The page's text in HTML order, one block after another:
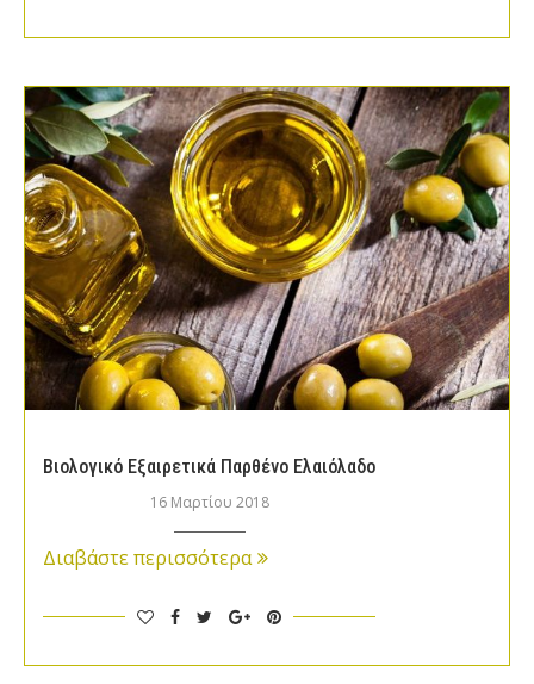
Βιολογικό Εξαιρετικά Παρθένο Ελαιόλαδο
16 Μαρτίου 2018
Διαβάστε περισσότερα